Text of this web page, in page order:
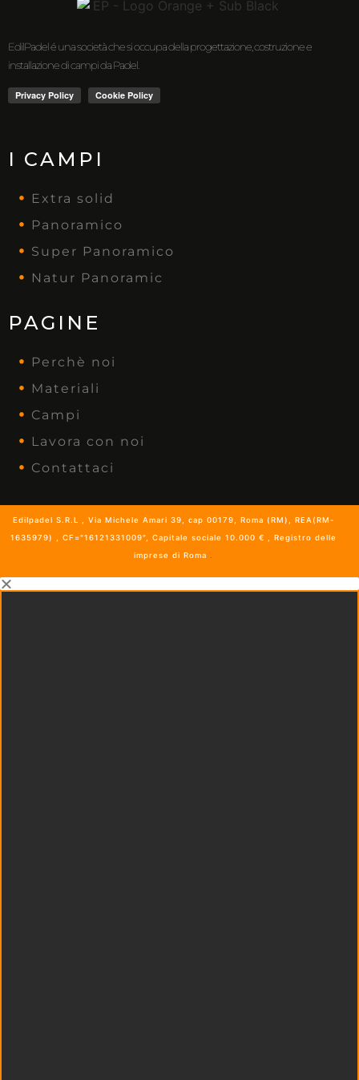
EdilPadel é una società che si occupa della progettazione, costruzione e
installazione di campi da Padel.
I CAMPI
Extra solid
Panoramico
Super Panoramico
Natur Panoramic
PAGINE
Perchè noi
Materiali
Campi
Lavora con noi
Contattaci
Edilpadel S.R.L , Via Michele Amari 39, cap 00179, Roma (RM), REA(RM-
1635979) , CF="16121331009", Capitale sociale 10.000 € , Registro delle
imprese di Roma